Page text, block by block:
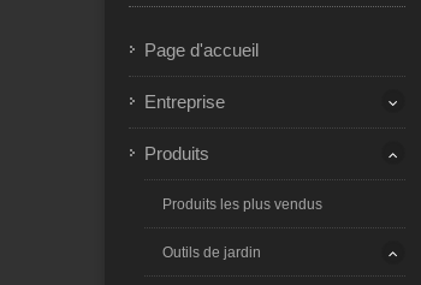
Page d'accueil
Entreprise
Produits
Produits les plus vendus
Outils de jardin